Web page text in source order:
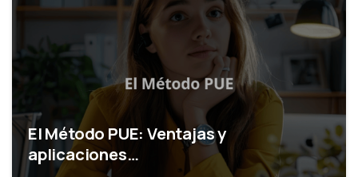
El Método PUE: Ventajas y
aplicaciones…